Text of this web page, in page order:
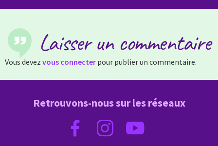
Laisser un commentaire
Vous devez vous connecter pour publier un commentaire.
Retrouvons-nous sur les réseaux